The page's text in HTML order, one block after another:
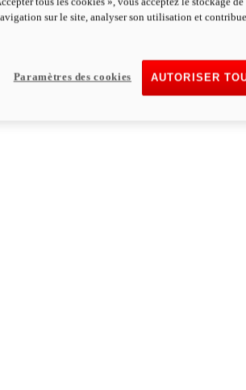
V2 SP 100
le
sur le site, analyser son utilisation et
AUTORISER
Paramètres des cookies